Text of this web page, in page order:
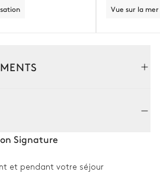
Vue sur la mer
Signature
et pendant votre séjour